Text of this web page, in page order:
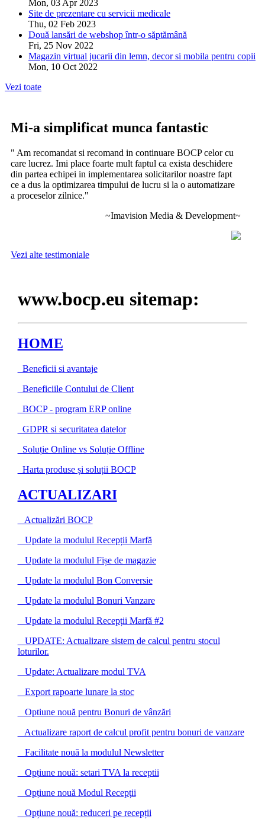
Mon, 03 Apr 2023
Site de prezentare cu servicii medicale
Thu, 02 Feb 2023
Două lansări de webshop într-o săptămână
Fri, 25 Nov 2022
Magazin virtual jucarii din lemn, decor si mobila pentru copii
Mon, 10 Oct 2022
Vezi toate
Mi-a simplificat munca fantastic
" Am recomandat si recomand in continuare BOCP celor cu
care lucrez. Imi place foarte mult faptul ca exista deschidere
din partea echipei in implementarea solicitarilor noastre fapt
ce a dus la optimizarea timpului de lucru si la o automatizare
a proceselor zilnice."
~Imavision Media & Development~
Vezi alte testimoniale
www.bocp.eu sitemap:
HOME
Beneficii si avantaje
Beneficiile Contului de Client
BOCP - program ERP online
GDPR si securitatea datelor
Soluție Online vs Soluție Offline
Harta produse și soluții BOCP
ACTUALIZARI
Actualizări BOCP
Update la modulul Recepții Marfă
Update la modulul Fișe de magazie
Update la modulul Bon Conversie
Update la modulul Bonuri Vanzare
Update la modulul Recepții Marfă #2
UPDATE: Actualizare sistem de calcul pentru stocul
loturilor.
Update: Actualizare modul TVA
Export rapoarte lunare la stoc
Optiune nouă pentru Bonuri de vânzări
Actualizare raport de calcul profit pentru bonuri de vanzare
Facilitate nouă la modulul Newsletter
Opțiune nouă: setari TVA la receptii
Opțiune nouă Modul Recepții
Opțiune nouă: reduceri pe recepții